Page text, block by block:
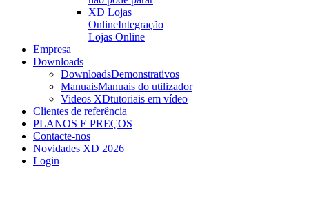
XD Lojas
OnlineIntegração
Lojas Online
Empresa
Downloads
DownloadsDemonstrativos
ManuaisManuais do utilizador
Videos XDtutoriais em vídeo
Clientes de referência
PLANOS E PREÇOS
Contacte-nos
Novidades XD 2026
Login